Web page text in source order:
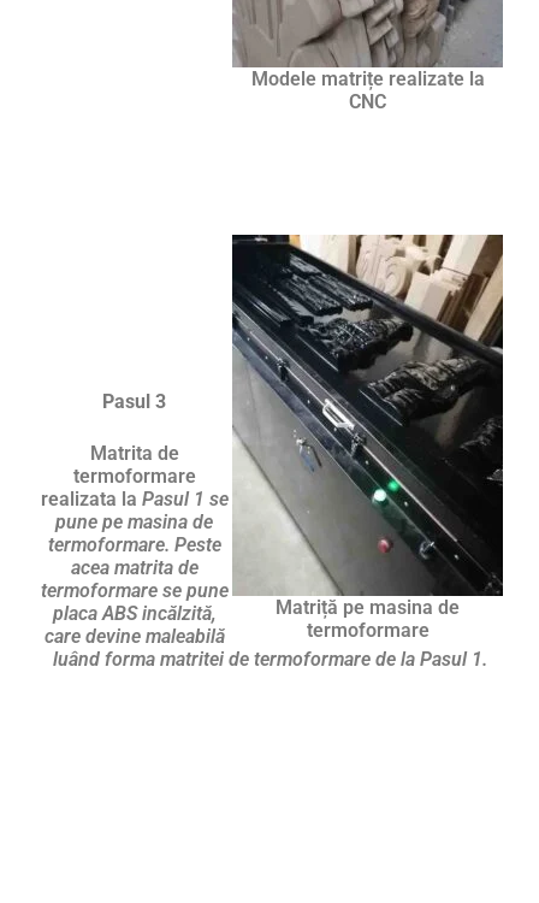
Modele matrițe realizate la
CNC
Matriță pe masina de
termoformare
Pasul 3
Matrita de
termoformare
realizata la Pasul 1 se
pune pe masina de
termoformare. Peste
acea matrita de
termoformare se pune
placa ABS incălzită,
care devine maleabilă
luând forma matritei de termoformare de la Pasul 1.